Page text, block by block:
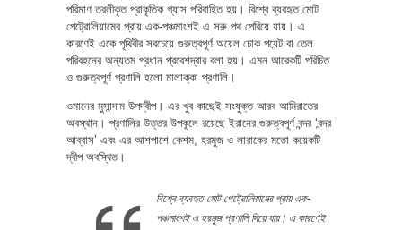
পরিমাণ তরলীকৃত প্রাকৃতিক গ্যাস পরিবাহিত হয়। বিশ্বে ব্যবহৃত মোট
পেট্রোলিয়ামের প্রায় এক-পঞ্চমাংশই এ সরু পথ পেরিয়ে যায়। এ
কারণেই একে পৃথিবীর সবচেয়ে গুরুত্বপূর্ণ অয়েল চোক পয়েন্ট বা তেল
পরিবহনের অন্যতম প্রধান প্রবেশদ্বার বলা হয়। এমন আরেকটি পরিচিত
ও গুরুত্বপূর্ণ প্রণালি হলো মালাক্কা প্রণালি।
ওমানের মুসান্দাম উপদ্বীপ। এর খুব কাছেই সংযুক্ত আরব আমিরাতের
অবস্থান। প্রণালির উত্তর উপকূলে রয়েছে ইরানের গুরুত্বপূর্ণ বন্দর ‘বন্দর
আব্বাস’ এবং এর আশপাশে কেশম, হরমুজ ও লারাকের মতো কয়েকটি
দ্বীপ অবস্থিত।
বিশ্বে ব্যবহৃত মোট পেট্রোলিয়ামের প্রায় এক-
পঞ্চমাংশই এ হরমুজ প্রণালি দিয়ে যায়। এ কারণেই